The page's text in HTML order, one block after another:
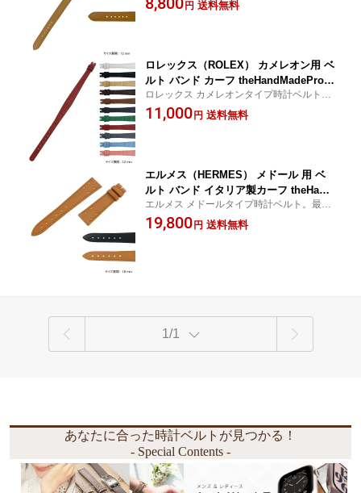
2mm】
円 送料無料
ロレックス（ROLEX） カメレオン用 ベ
ルト バンド カーフ theHandMadeProd
uct ハンドメイド プロダクト TYPE CH
AMELEON タイプ カメレオン s000000
ロレックス カメレオンタイプ時計ベルト。
【12mm】
11,000 円 送料無料
エルメス（HERMES） メドール 用 ベ
ルト バンド イタリア製カーフ theHand
MadeProduct ハンドメイド プロダクト
TYPE MEDOR タイプ メドール s00000
エルメス メドールタイプ時計ベルト。最高
級イタリア製カーフ革を使用しています。
【18mm】
19,800 円 送料無料
1/1